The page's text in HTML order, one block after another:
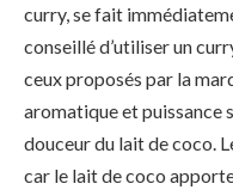
curry, se fait
conseillé d’utiliser un
ceux proposés par la
aromatique et puissance
douceur du lait de coco.
car le lait de coco